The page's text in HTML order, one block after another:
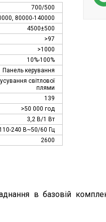
700/500
80000-140000
4500±500
>97
>1000
10%-100%
Панель керування
світлової
плями
139
>50 000 год
3,2 В/1 Вт
240 В~50/60 Гц
2600
в базовій